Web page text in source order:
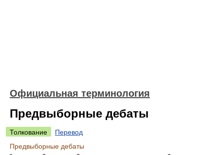
Официальная терминология
Предвыборные дебаты
Толкование
Перевод
Предвыборные дебаты